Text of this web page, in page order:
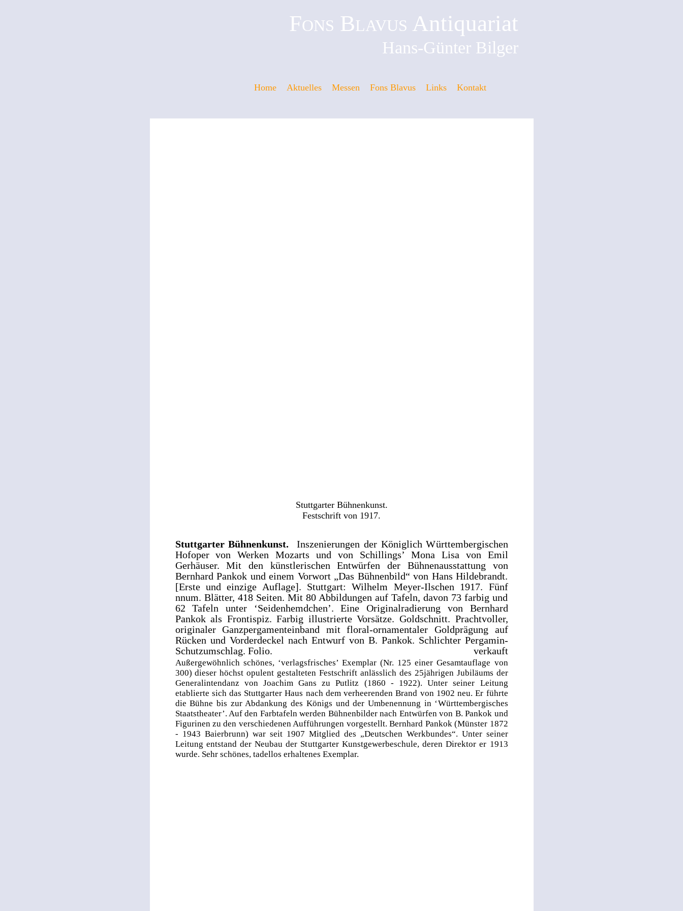
Fons Blavus Antiquariat
Hans-Günter Bilger
Home Aktuelles Messen Fons Blavus Links Kontakt
Stuttgarter Bühnenkunst.
Festschrift von 1917.
Stuttgarter Bühnenkunst. Inszenierungen der Königlich Württembergischen
Hofoper von Werken Mozarts und von Schillings’ Mona Lisa von Emil
Gerhäuser. Mit den künstlerischen Entwürfen der Bühnenausstattung von
Bernhard Pankok und einem Vorwort „Das Bühnenbild“ von Hans Hildebrandt.
[Erste und einzige Auflage]. Stuttgart: Wilhelm Meyer-Ilschen 1917. Fünf
nnum. Blätter, 418 Seiten. Mit 80 Abbildungen auf Tafeln, davon 73 farbig und
62 Tafeln unter ‘Seidenhemdchen’. Eine Originalradierung von Bernhard
Pankok als Frontispiz. Farbig illustrierte Vorsätze. Goldschnitt. Prachtvoller,
originaler Ganzpergamenteinband mit floral-ornamentaler Goldprägung auf
Rücken und Vorderdeckel nach Entwurf von B. Pankok. Schlichter Pergamin-
Schutzumschlag. Folio.
verkauft
Außergewöhnlich schönes, ‘verlagsfrisches’ Exemplar (Nr. 125 einer Gesamtauflage von
300) dieser höchst opulent gestalteten Festschrift anlässlich des 25jährigen Jubiläums der
Generalintendanz von Joachim Gans zu Putlitz (1860 - 1922). Unter seiner Leitung
etablierte sich das Stuttgarter Haus nach dem verheerenden Brand von 1902 neu. Er führte
die Bühne bis zur Abdankung des Königs und der Umbenennung in ‘Württembergisches
Staatstheater’. Auf den Farbtafeln werden Bühnenbilder nach Entwürfen von B. Pankok und
Figurinen zu den verschiedenen Aufführungen vorgestellt. Bernhard Pankok (Münster 1872
- 1943 Baierbrunn) war seit 1907 Mitglied des „Deutschen Werkbundes“. Unter seiner
Leitung entstand der Neubau der Stuttgarter Kunstgewerbeschule, deren Direktor er 1913
wurde. Sehr schönes, tadellos erhaltenes Exemplar.